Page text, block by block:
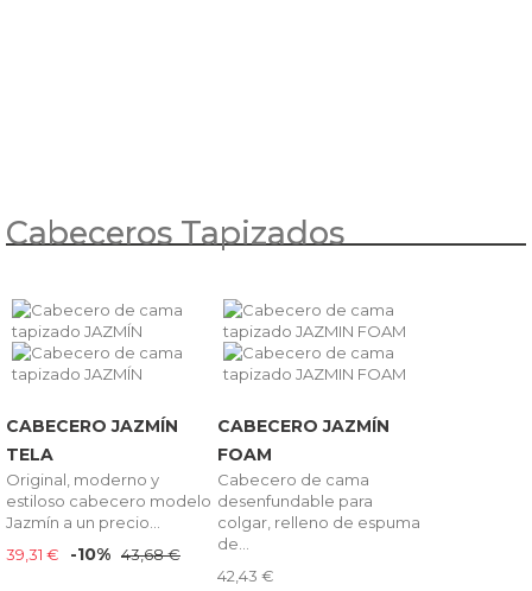
Cabeceros Tapizados
CABECERO JAZMÍN
TELA
Original, moderno y
estiloso cabecero modelo
Jazmín a un precio...
39,31 €
-10% 43,68 €
CABECERO JAZMÍN
FOAM
Cabecero de cama
desenfundable para
colgar, relleno de espuma
de...
42,43 €